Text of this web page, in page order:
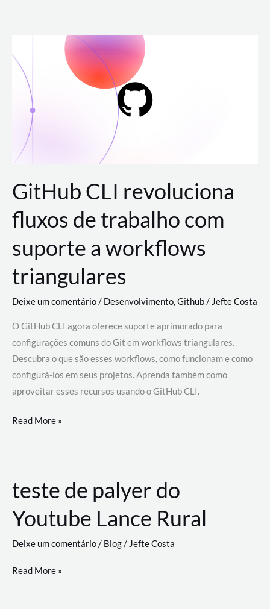
para
conteúdo
GitHub CLI revoluciona
fluxos de trabalho com
suporte a workflows
triangulares
Deixe um comentário/ Desenvolvimento,Github/ Jefte Costa
O GitHub CLI agora oferece suporte aprimorado para
configurações comuns do Git em workflows triangulares.
Descubra o que são esses workflows, como funcionam e como
configurá-los em seus projetos. Aprenda também como
aproveitar esses recursos usando o GitHub CLI.
GitHub
revoluciona
de
trabalho
com
a
workflows
Read More »
teste de palyer do
Youtube Lance Rural
Deixe um comentário/ Blog/ Jefte Costa
teste
palyer
Read More »